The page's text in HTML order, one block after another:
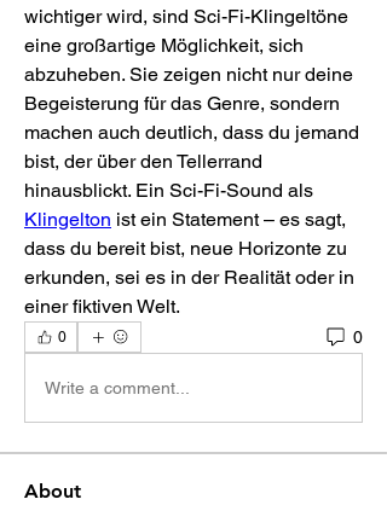
wichtiger wird, sind Sci-Fi-Klingeltöne
eine großartige Möglichkeit, sich
abzuheben. Sie zeigen nicht nur deine
Begeisterung für das Genre, sondern
machen auch deutlich, dass du jemand
bist, der über den Tellerrand
Klingelton ist ein Statement – es sagt,
dass du bereit bist, neue Horizonte zu
erkunden, sei es in der Realität oder in
einer fiktiven Welt.
0 0
Write a comment...
About